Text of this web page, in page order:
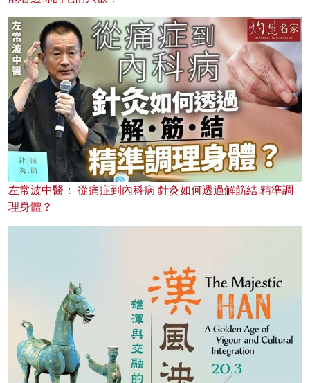
左常波中醫： 從痛症到內科病 針灸如何透過解筋結 精準調
理身體？